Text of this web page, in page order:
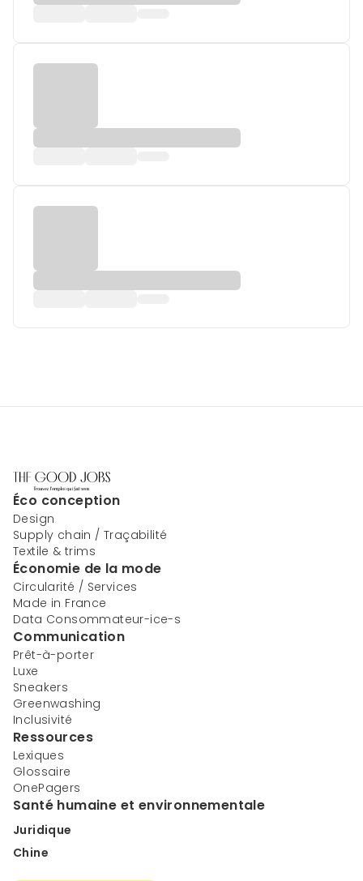
Éco conception
Design
Supply chain / Traçabilité
Textile & trims
Économie de la mode
Circularité / Services
Made in France
Data Consommateur-ice-s
Communication
Prêt-à-porter
Luxe
Sneakers
Greenwashing
Inclusivité
Ressources
Lexiques
Glossaire
OnePagers
Santé humaine et environnementale
Juridique
Chine